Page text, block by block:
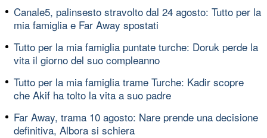
Canale5, palinsesto stravolto dal 24 agosto: Tutto per la
mia famiglia e Far Away spostati
Tutto per la mia famiglia puntate turche: Doruk perde la
vita il giorno del suo compleanno
Tutto per la mia famiglia trame Turche: Kadir scopre
che Akif ha tolto la vita a suo padre
Far Away, trama 10 agosto: Nare prende una decisione
definitiva, Albora si schiera